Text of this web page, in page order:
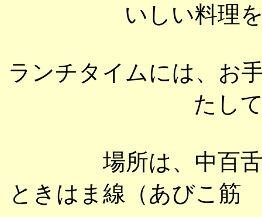
いしい料理
ランチタイムには、お
たし
場所は、中百
ときはま線（あびこ筋